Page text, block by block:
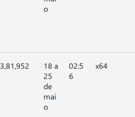
o
3,81,952
18 a
25
de
mai
o
02:5
6
x64